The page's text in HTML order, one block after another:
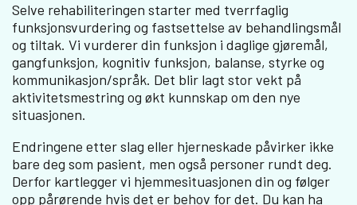
Selve rehabiliteringen starter med tverrfaglig
funksjonsvurdering og fastsettelse av behandlingsmål
og tiltak. Vi vurderer din funksjon i daglige gjøremål,
gangfunksjon, kognitiv funksjon, balanse, styrke og
kommunikasjon/språk. Det blir lagt stor vekt på
aktivitetsmestring og økt kunnskap om den nye
situasjonen.
Endringene etter slag eller hjerneskade påvirker ikke
bare deg som pasient, men også personer rundt deg.
Derfor kartlegger vi hjemmesituasjonen din og følger
opp pårørende hvis det er behov for det. Du kan ha